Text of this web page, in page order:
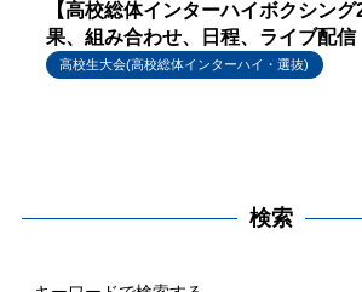
【高校総体インターハイボクシン
果、組み合わせ、日程、ライブ配信
高校生大会(高校総体インターハイ・選抜)
検索